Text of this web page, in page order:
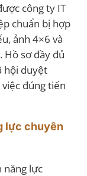
công ty IT
chuẩn bị hợp
ảnh 4×6 và
Hồ sơ đầy đủ
hội duyệt
đúng tiến
lực chuyên
năng lực